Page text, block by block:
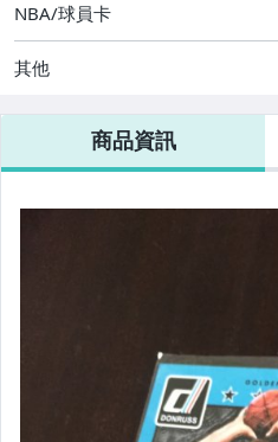
NBA/球員卡
其他
商品資訊